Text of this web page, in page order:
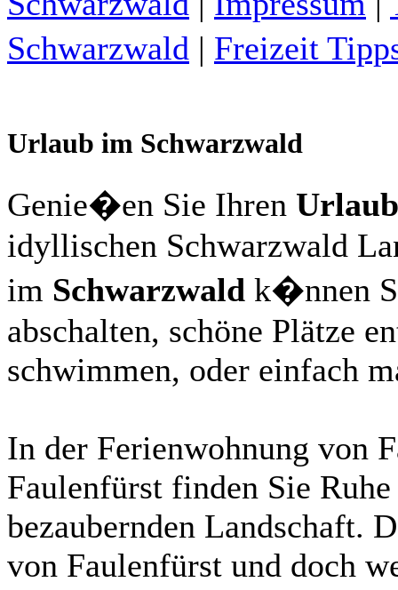
Schwarzwald | Freizeit
Urlaub im Schwarzwald
Genie�en Sie Ihren Urlaub
idyllischen Schwarzwald
im Schwarzwald k�nnen
abschalten, schöne Plätze
schwimmen, oder einfach
In der Ferienwohnung von
Faulenfürst finden Sie
bezaubernden Landschaft.
von Faulenfürst und doch